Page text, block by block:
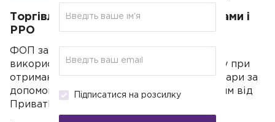
Торгівля побутовими електротоварами і
РРО
ФОП запитав у податківців: чи треба
використовувати РРО з 1 квітня 2021 року при
отриманні оплати за побутові електротовари за
допомогою плаката з QR-кодом, отриманим від
ПриватБанку.
Підписатися на розсилку